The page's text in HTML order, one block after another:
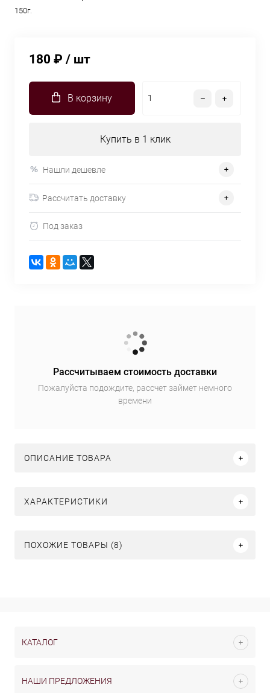
150г.
180 ₽ / шт
В корзину
Купить в 1 клик
Нашли дешевле
Рассчитать доставку
Под заказ
Рассчитываем стоимость доставки
Пожалуйста подождите, рассчет займет немного
времени
ОПИСАНИЕ ТОВАРА
ХАРАКТЕРИСТИКИ
ПОХОЖИЕ ТОВАРЫ (8)
КАТАЛОГ
НАШИ ПРЕДЛОЖЕНИЯ